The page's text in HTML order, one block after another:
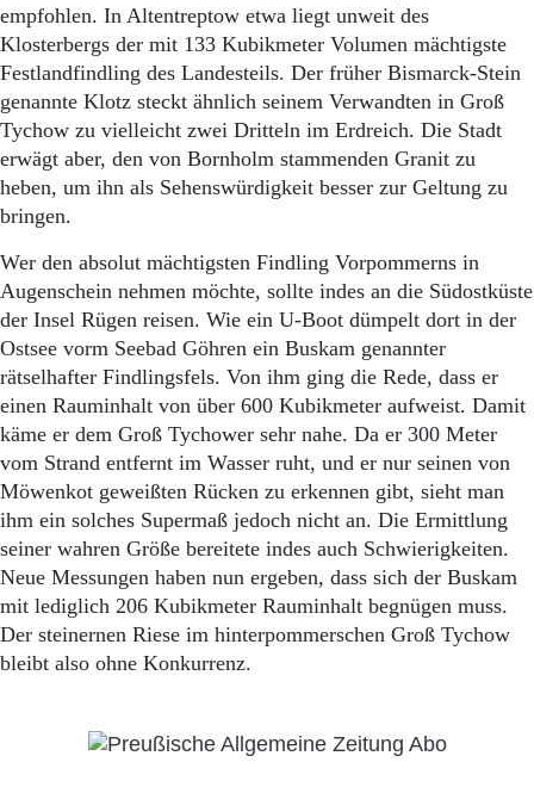
empfohlen. In Altentreptow etwa liegt unweit des
Klosterbergs der mit 133 Kubikmeter Volumen mächtigste
Festlandfindling des Landesteils. Der früher Bismarck-Stein
genannte Klotz steckt ähnlich seinem Verwandten in Groß
Tychow zu vielleicht zwei Dritteln im Erdreich. Die Stadt
erwägt aber, den von Bornholm stammenden Granit zu
heben, um ihn als Sehenswürdigkeit besser zur Geltung zu
bringen.
Wer den absolut mächtigsten Findling Vorpommerns in
Augenschein nehmen möchte, sollte indes an die Südostküste
der Insel Rügen reisen. Wie ein U-Boot dümpelt dort in der
Ostsee vorm Seebad Göhren ein Buskam genannter
rätselhafter Findlingsfels. Von ihm ging die Rede, dass er
einen Rauminhalt von über 600 Kubikmeter aufweist. Damit
käme er dem Groß Tychower sehr nahe. Da er 300 Meter
vom Strand entfernt im Wasser ruht, und er nur seinen von
Möwenkot geweißten Rücken zu erkennen gibt, sieht man
ihm ein solches Supermaß jedoch nicht an. Die Ermittlung
seiner wahren Größe bereitete indes auch Schwierigkeiten.
Neue Messungen haben nun ergeben, dass sich der Buskam
mit lediglich 206 Kubikmeter Rauminhalt begnügen muss.
Der steinernen Riese im hinterpommerschen Groß Tychow
bleibt also ohne Konkurrenz.